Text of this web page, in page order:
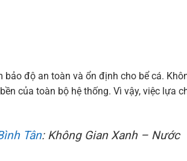
độ an toàn và ổn định cho bể cá.
của toàn bộ hệ thống. Vì vậy, việc lựa
Tân: Không Gian Xanh – Nước